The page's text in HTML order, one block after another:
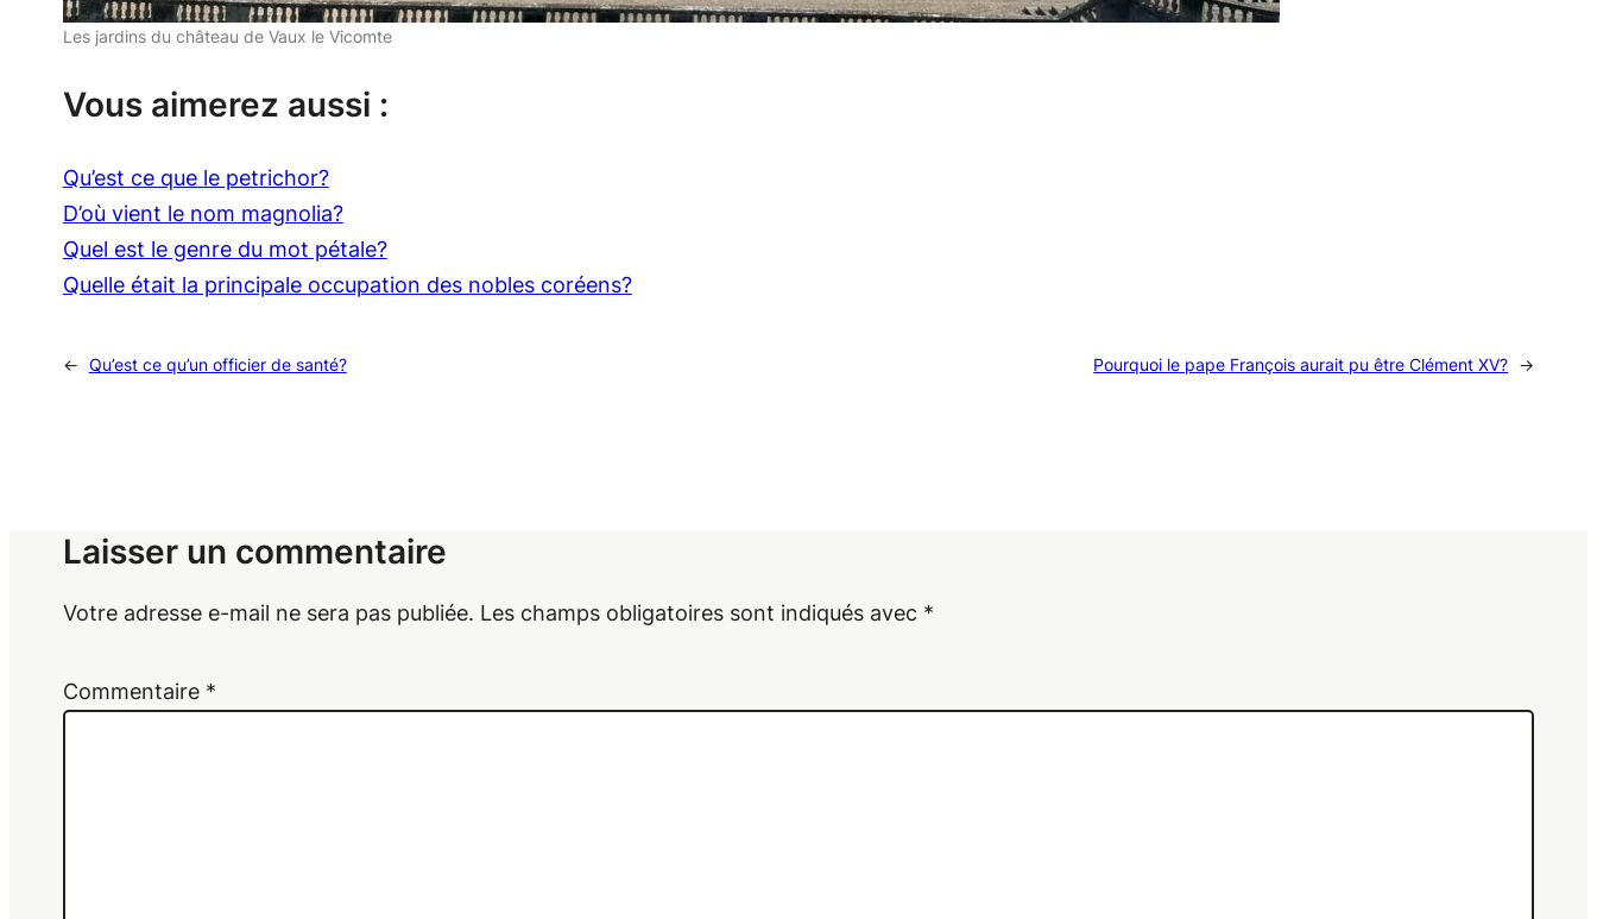
Les jardins du château de Vaux le Vicomte
Vous aimerez aussi :
Qu’est ce que le petrichor?
D’où vient le nom magnolia?
Quel est le genre du mot pétale?
Quelle était la principale occupation des nobles coréens?
← Qu’est ce qu’un officier de santé? Pourquoi le pape François aurait pu être Clément XV? →
Laisser un commentaire
Votre adresse e-mail ne sera pas publiée. Les champs obligatoires sont indiqués avec *
Commentaire *